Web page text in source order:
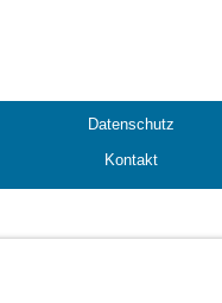
Datenschutz
Kontakt